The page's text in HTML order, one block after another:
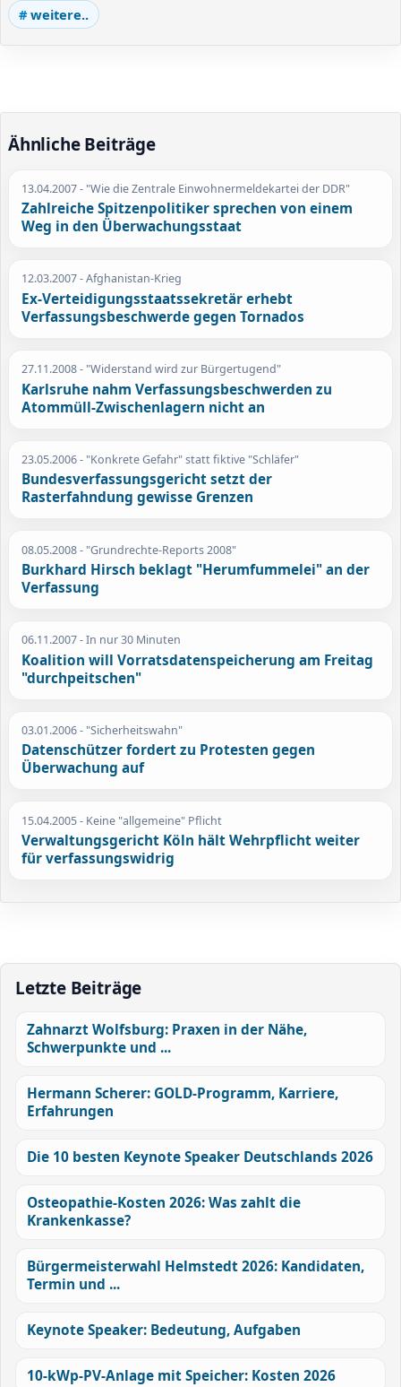
weitere..
Ähnliche Beiträge
13.04.2007- "Wie die Zentrale Einwohnermeldekartei der DDR"
Zahlreiche Spitzenpolitiker sprechen von einem
Weg in den Überwachungsstaat
12.03.2007- Afghanistan-Krieg
Ex-Verteidigungsstaatssekretär erhebt
Verfassungsbeschwerde gegen Tornados
27.11.2008- "Widerstand wird zur Bürgertugend"
Karlsruhe nahm Verfassungsbeschwerden zu
Atommüll-Zwischenlagern nicht an
23.05.2006- "Konkrete Gefahr" statt fiktive "Schläfer"
Bundesverfassungsgericht setzt der
Rasterfahndung gewisse Grenzen
08.05.2008- "Grundrechte-Reports 2008"
Burkhard Hirsch beklagt "Herumfummelei" an der
Verfassung
06.11.2007- In nur 30 Minuten
Koalition will Vorratsdatenspeicherung am Freitag
"durchpeitschen"
03.01.2006- "Sicherheitswahn"
Datenschützer fordert zu Protesten gegen
Überwachung auf
15.04.2005- Keine "allgemeine" Pflicht
Verwaltungsgericht Köln hält Wehrpflicht weiter
für verfassungswidrig
Letzte Beiträge
Zahnarzt Wolfsburg: Praxen in der Nähe,
Schwerpunkte und ...
Hermann Scherer: GOLD-Programm, Karriere,
Erfahrungen
Die 10 besten Keynote Speaker Deutschlands 2026
Osteopathie-Kosten 2026: Was zahlt die
Krankenkasse?
Bürgermeisterwahl Helmstedt 2026: Kandidaten,
Termin und ...
Keynote Speaker: Bedeutung, Aufgaben
10-kWp-PV-Anlage mit Speicher: Kosten 2026